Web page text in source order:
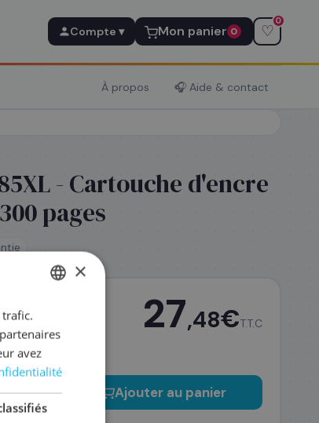
Compte ▾ Mon panier 0 ♡
0
À propos 🎧 Aide & contact
- Cartouche d'encre
pages
27,48€T.T.C
− + Ajouter au panier
ENGLISH
×
avez